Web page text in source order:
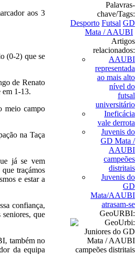
aos 3
(0-2) que se
de Renato
em 1-13.
meio campo
na Taça
já se vem
traçámos
e estar a
confiança,
que
também no
da equipa
Palavras-
chave/Tags:
Desporto Futsal GD
Mata / AAUBI
Artigos
relacionados:
AAUBI
representada
ao mais alto
nível do
futsal
universitário
Ineficácia
vale derrota
Juvenis do
GD Mata /
AAUBI
campeões
distritais
Juvenis do
GD
Mata/AAUBI
atrasam-se
GeoURBI: